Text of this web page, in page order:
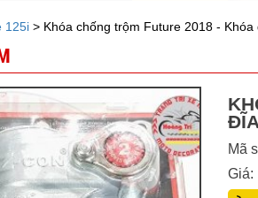
125i> Khóa chống trộm Future 2018 - Khóa
Mã
Giá: